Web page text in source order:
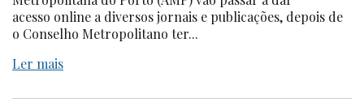
acesso online a diversos jornais e publicações, depois de
o Conselho Metropolitano ter...
Ler mais